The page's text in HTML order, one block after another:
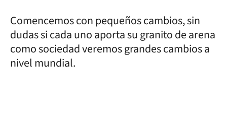
Comencemos con pequeños cambios, sin
dudas si cada uno aporta su granito de arena
como sociedad veremos grandes cambios a
nivel mundial.